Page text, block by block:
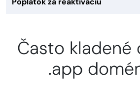
Často kladené
.app